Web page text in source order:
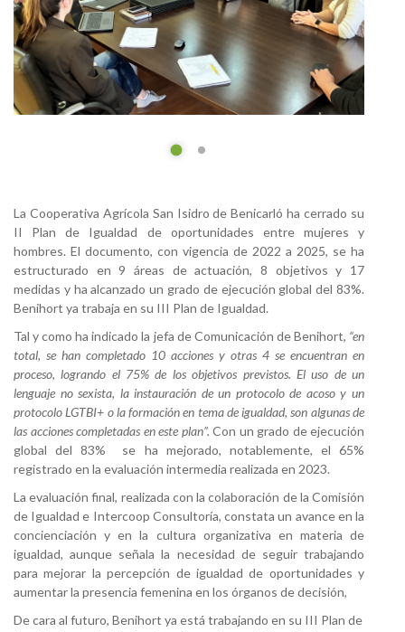
La Cooperativa Agrícola San Isidro de Benicarló ha cerrado su
II Plan de Igualdad de oportunidades entre mujeres y
hombres. El documento, con vigencia de 2022 a 2025, se ha
estructurado en 9 áreas de actuación, 8 objetivos y 17
medidas y ha alcanzado un grado de ejecución global del 83%.
Benihort ya trabaja en su III Plan de Igualdad.
Tal y como ha indicado la jefa de Comunicación de Benihort, “en
total, se han completado 10 acciones y otras 4 se encuentran en
proceso, logrando el 75% de los objetivos previstos. El uso de un
lenguaje no sexista, la instauración de un protocolo de acoso y un
protocolo LGTBI+ o la formación en tema de igualdad, son algunas de
las acciones completadas en este plan”. Con un grado de ejecución
global del 83% se ha mejorado, notablemente, el 65%
registrado en la evaluación intermedia realizada en 2023.
La evaluación final, realizada con la colaboración de la Comisión
de Igualdad e Intercoop Consultoría, constata un avance en la
concienciación y en la cultura organizativa en materia de
igualdad, aunque señala la necesidad de seguir trabajando
para mejorar la percepción de igualdad de oportunidades y
aumentar la presencia femenina en los órganos de decisión,
De cara al futuro, Benihort ya está trabajando en su III Plan de